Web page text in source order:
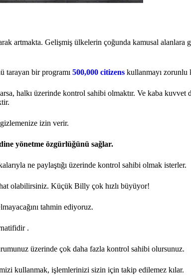
artmakta. Gelişmiş ülkelerin çoğunda kamusal alanlara
tarayan bir programı 500,000 citizens kullanmayı zorunlu
halkı üzerinde kontrol sahibi olmaktır. Ve kaba kuvvet
izin verir.
yönetme özgürlüğünü sağlar.
ne paylaştığı üzerinde kontrol sahibi olmak isterler.
olabilirsiniz. Küçük Billy çok hızlı büyüyor!
tahmin ediyoruz.
.
üzerinde çok daha fazla kontrol sahibi olursunuz.
kullanmak, işlemlerinizi sizin için takip edilemez kılar.